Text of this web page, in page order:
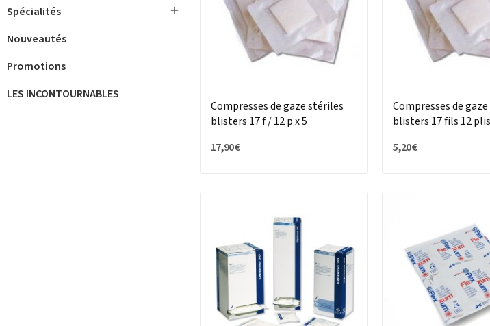
Spécialités 
Nouveautés
Promotions
LES INCONTOURNABLES
Compresses de gaze stériles
blisters 17 f / 12 p x 5
17,90 €
Compresses de
blisters 17 fils 12
5,20 €